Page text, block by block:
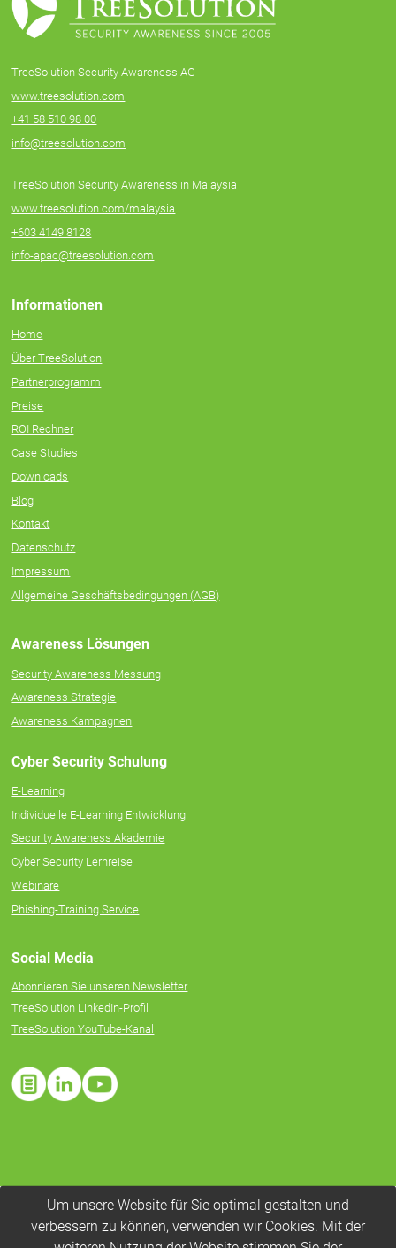
TreeSolution Security Awareness AG
www.treesolution.com
+41 58 510 98 00
info@treesolution.com
TreeSolution Security Awareness in Malaysia
www.treesolution.com/malaysia
+603 4149 8128
info-apac@treesolution.com
Informationen
Home
Über TreeSolution
Partnerprogramm
Preise
ROI Rechner
Case Studies
Downloads
Blog
Kontakt
Datenschutz
Impressum
Allgemeine Geschäftsbedingungen (AGB)
Awareness Lösungen
Security Awareness Messung
Awareness Strategie
Awareness Kampagnen
Cyber Security Schulung
E-Learning
Individuelle E‑Learning Entwicklung
Security Awareness Akademie
Cyber Security Lernreise
Webinare
Phishing-Training Service
Social Media
Abonnieren Sie unseren Newsletter
TreeSolution LinkedIn-Profil
TreeSolution YouTube-Kanal
Um unsere Website für Sie optimal gestalten und
verbessern zu können, verwenden wir Cookies. Mit der